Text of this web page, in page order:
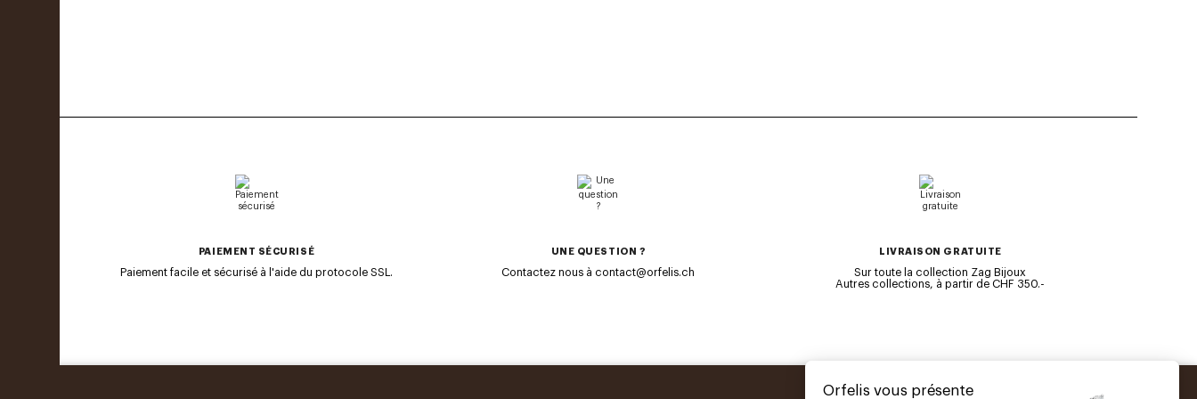
PAIEMENT SÉCURISÉ
Paiement facile et sécurisé à l'aide du protocole SSL.
UNE QUESTION ?
Contactez nous à contact@orfelis.ch
LIVRAISON GRATUITE
Sur toute la collection Zag Bijoux
Autres collections, à partir de CHF 350.-
Orfelis vous présente